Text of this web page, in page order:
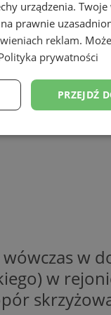
w
w
urządzenia.
prawnie
reklam.
prywatności
PRZEJDŹ
Funkcjonalność
internetowej, takich jak
ze strony